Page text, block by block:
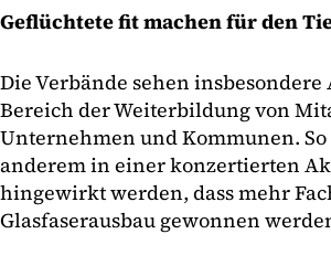
Geflüchtete fit machen für den
Die Verbände sehen
Bereich der Weiterbildung von
Unternehmen und Kommunen.
anderem in einer konzertierten
hingewirkt werden, dass mehr
Glasfaserausbau gewonnen